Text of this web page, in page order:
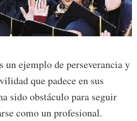
ejemplo de perseverancia y
que padece en sus
sido obstáculo para seguir
como un profesional.